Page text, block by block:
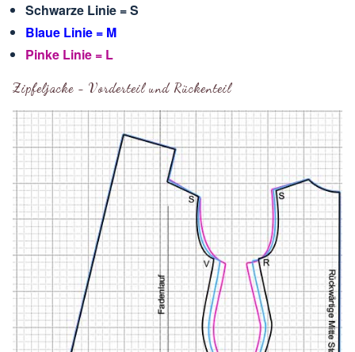
Schwarze Linie = S
Blaue Linie = M
Pinke Linie = L
Zipfeljacke - Vorderteil und Rückenteil